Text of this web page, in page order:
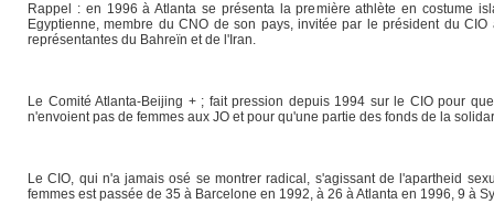
Rappel : en 1996 à Atlanta se présenta la première athlète en costume
Egyptienne, membre du CNO de son pays, invitée par le président du
représentantes du Bahreïn et de l'Iran.
Le Comité Atlanta-Beijing + ; fait pression depuis 1994 sur le CIO pour
n'envoient pas de femmes aux JO et pour qu'une partie des fonds de la
Le CIO, qui n'a jamais osé se montrer radical, s'agissant de l'apartheid
femmes est passée de 35 à Barcelone en 1992, à 26 à Atlanta en 1996, 9 à